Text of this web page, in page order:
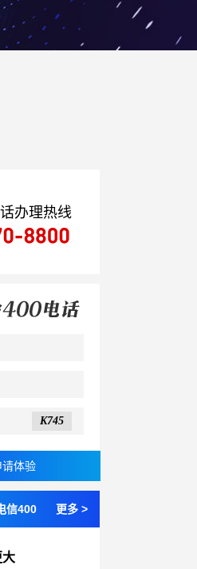
办理热线
K745
信400 更多 >
大